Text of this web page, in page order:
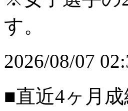
す。
2026/08/07
■直近4ヶ月成